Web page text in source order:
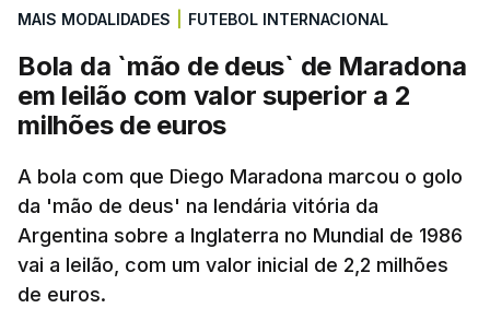
MAIS MODALIDADES FUTEBOL INTERNACIONAL
Bola da `mão de deus` de Maradona
em leilão com valor superior a 2
milhões de euros
A bola com que Diego Maradona marcou o golo
da 'mão de deus' na lendária vitória da
Argentina sobre a Inglaterra no Mundial de 1986
vai a leilão, com um valor inicial de 2,2 milhões
de euros.